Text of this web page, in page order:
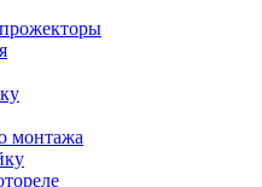
монтажа